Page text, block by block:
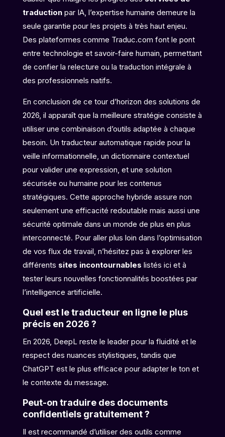
traductionpar IA, l’expertise humaine demeure la
seule garantie pour les projets à très haut enjeu.
Des plateformes comme Traduc.com font le pont
entre technologie et savoir-faire humain, permettant
de confier la relecture ou la traduction intégrale à
des professionnels natifs.
En conclusion de ce tour d’horizon des solutions de
2026, il apparaît que la meilleure stratégie consiste à
utiliser une combinaison d’outils adaptée à chaque
besoin. Un traducteur automatique rapide pour la
veille informationnelle, un dictionnaire contextuel
pour valider une expression, et une solution
sécurisée ou humaine pour les contenus
stratégiques. Cette approche hybride assure non
seulement une efficacité redoutable mais aussi une
sécurité optimale dans un monde de plus en plus
interconnecté. Pour aller plus loin dans l’optimisation
de vos flux de travail, n’hésitez pas à explorer les
différents sites incontournables listés ici et à
tester leurs nouvelles fonctionnalités boostées par
l’intelligence artificielle.
Quel est le traducteur en ligne le plus
précis en 2026 ?
En 2026, DeepL reste le leader pour la fluidité et le
respect des nuances stylistiques, tandis que
ChatGPT est le plus efficace pour adapter le ton et
le contexte du message.
Peut-on traduire des documents
confidentiels gratuitement ?
Il est recommandé d’utiliser des outils comme